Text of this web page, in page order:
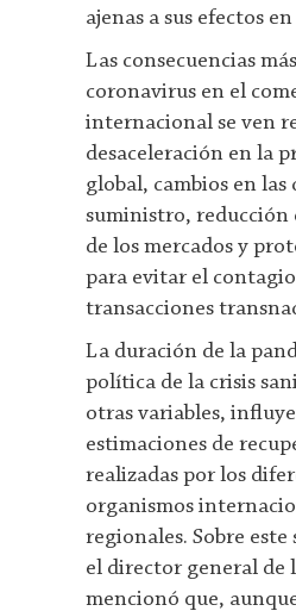
ajenas a sus efectos
Las consecuencias
coronavirus en el
internacional se ven
desaceleración en la
global, cambios en las
suministro, reducción
de los mercados y
para evitar el
transacciones
La duración de la
política de la crisis
otras variables,
estimaciones de
realizadas por los
organismos
regionales. Sobre
el director general de
mencionó que,